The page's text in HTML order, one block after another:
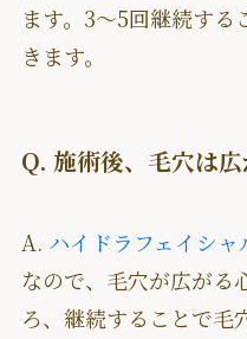
ます。3〜5回継続す
きます。
Q. 施術後、毛穴は
A. ハイドラフェイシャ
なので、毛穴が広がる
ろ、継続することで毛